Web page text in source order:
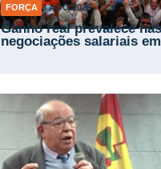
FORÇA 3 AGO 2026
Ganho real prevalece
negociações salariais